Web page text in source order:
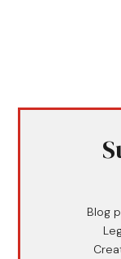
Blog